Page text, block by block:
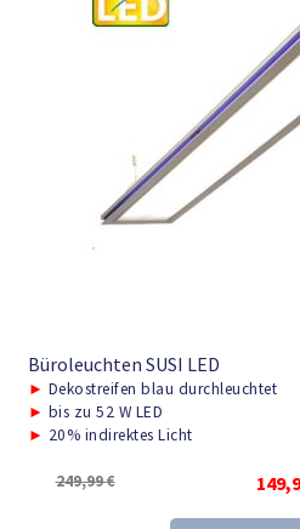
Büroleuchten SUSI LED
► Dekostreifen blau durchleuchtet
► bis zu 52 W LED
► 20% indirektes Licht
249,99€
Preis